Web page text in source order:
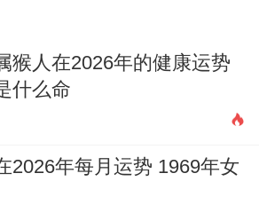
猴人在2026年的健康运势
什么命
2026年每月运势 1969年女